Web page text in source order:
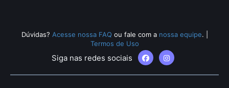
Dúvidas? Acesse nossa FAQ ou fale com a nossa equipe.
Termos de Uso
Siga nas redes sociais